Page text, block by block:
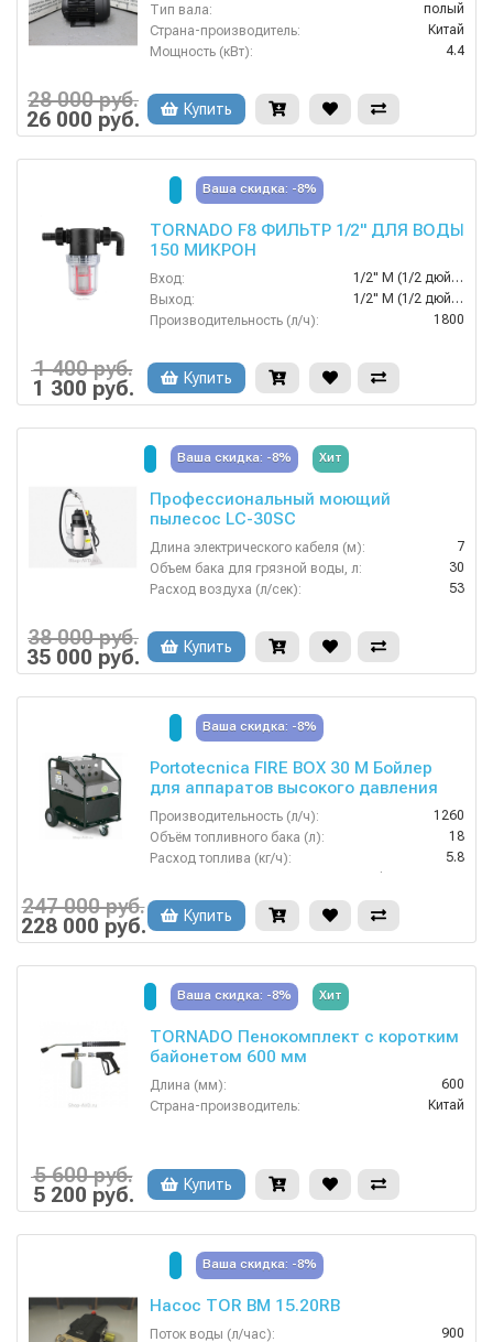
Тип вала:
полый
Страна-производитель:
Китай
Мощность (кВт):
4.4
Обороты двигателя (об/мин):
28 000 руб.
26 000 руб. Купить
Ваша скидка: -8%
TORNADO F8 ФИЛЬТР 1/2" ДЛЯ ВОДЫ
150 МИКРОН
Вход:
1/2" M (1/2 дюйма "папа"/штуцер).
Выход:
1/2" M (1/2 дюйма "папа"/штуцер).
Производительность (л/ч):
1800
Страна-производитель:
1 400 руб.
1 300 руб. Купить
Ваша скидка: -8% Хит
Профессиональный моющий
пылесос LC-30SC
Длина электрического кабеля (м):
7
Объем бака для грязной воды, л:
30
Расход воздуха (л/сек):
53
Уровень шума (дБ):
38 000 руб.
35 000 руб. Купить
Ваша скидка: -8%
Portotecnica FIRE BOX 30 M Бойлер
для аппаратов высокого давления
Производительность (л/ч):
1260
Объём топливного бака (л):
18
Расход топлива (кг/ч):
5.8
Электропитание:
247 000 руб.
228 000 руб. Купить
Ваша скидка: -8% Хит
TORNADO Пенокомплект с коротким
байонетом 600 мм
Длина (мм):
600
Страна-производитель:
Китай
5 600 руб.
5 200 руб. Купить
Ваша скидка: -8%
Насос TOR BM 15.20RB
Поток воды (л/час):
900